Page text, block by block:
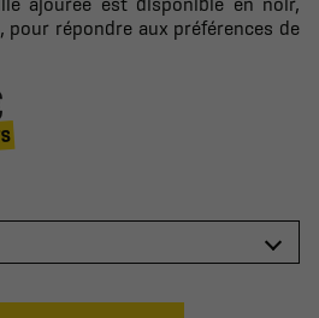
pour répondre aux préférences de